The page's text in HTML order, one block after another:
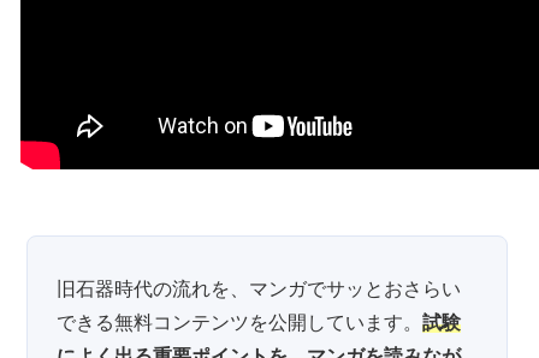
旧石器時代の流れを、マンガでサッとおさらい
できる無料コンテンツを公開しています。 試験